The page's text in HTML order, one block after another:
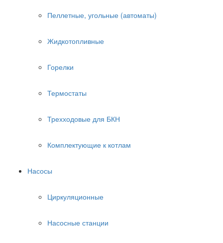
Пеллетные, угольные (автоматы)
Жидкотопливные
Горелки
Термостаты
Трехходовые для БКН
Комплектующие к котлам
Насосы
Циркуляционные
Насосные станции